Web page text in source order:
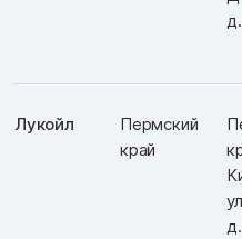
Лукойл
Пермский
край